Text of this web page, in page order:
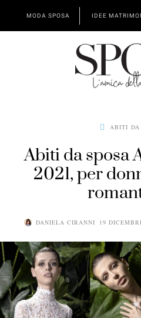
MODA SPOSA IDEE
ABITI DA
Abiti da sposa
2021, per
DANIELA CIRANNI 19